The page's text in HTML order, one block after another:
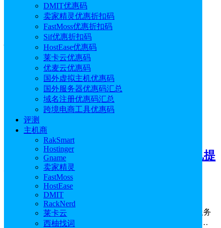
DMIT优惠码
卖家精灵优惠折扣码
FastMoss优惠折扣码
Sif优惠折扣码
HostEase优惠码
莱卡云优惠码
优麦云优惠码
国外虚拟主机优惠码
国外服务器优惠码汇总
域名注册优惠码汇总
跨境电商工具优惠码
评测
主机商
RakSmart
Hostinger
Gname
卖家精灵
FastMoss
HostEase
DMIT
RackNerd
莱卡云
西柚找词
标签：欧洲VPS
主机
高性能与实惠兼具的三家欧洲VPS主机提
供商推荐
2026年07月28日0
VPS即虚拟专用服务器，使用KVM等虚拟化技术将物理服务
器划分为隔离的环境，每个VPS都有自己分配的CPU、内…